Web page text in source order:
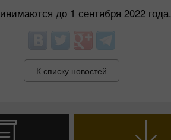
до 1 сентября 2022 года.
К списку новостей